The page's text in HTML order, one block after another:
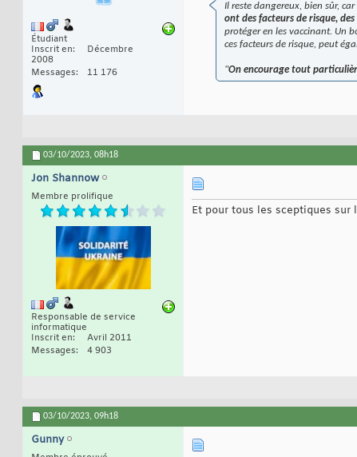
Étudiant
Inscrit en
Décembre
2008
Messages
11 176
Il reste dangereux, bien sûr,
ont des facteurs de risque,
protéger en les vaccinant. Un
ces facteurs de risque, peut
"On encourage tout
03/10/2023, 08h18
Jon Shannow
Membre prolifique
Responsable de service
informatique
Inscrit en
Avril 2011
Messages
4 903
Et pour tous les sceptiques sur
03/10/2023, 09h18
Gunny